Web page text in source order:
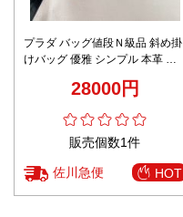
プラダ バッグ値段Ｎ級品 斜め掛
けバッグ 優雅 シンプル 本革 レ
28000円
販売個数1件
佐川急便 HOT